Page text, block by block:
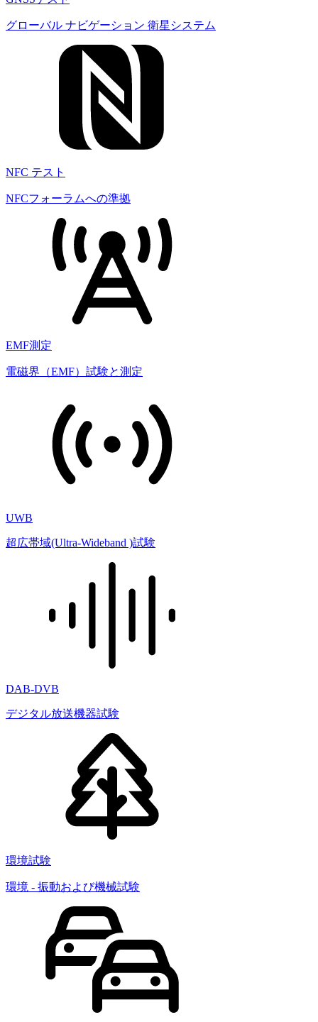
グローバル ナビゲーション 衛星システム
NFC テスト
NFCフォーラムへの準拠
EMF測定
電磁界（EMF）試験と測定
UWB
超広帯域(Ultra-Wideband )試験
DAB-DVB
デジタル放送機器試験
環境試験
環境 - 振動および機械試験